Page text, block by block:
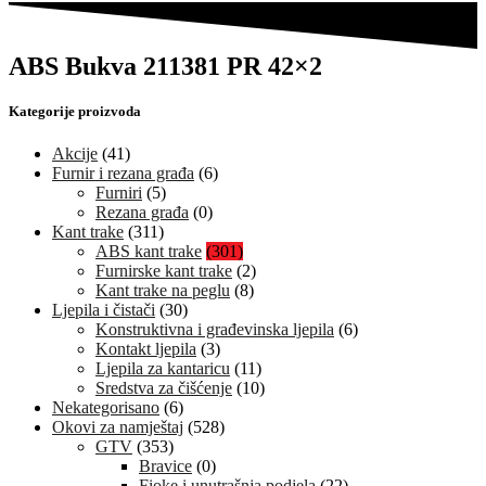
ABS Bukva 211381 PR 42×2
Kategorije proizvoda
Akcije (41)
Furnir i rezana građa (6)
Furniri (5)
Rezana građa (0)
Kant trake (311)
ABS kant trake (301)
Furnirske kant trake (2)
Kant trake na peglu (8)
Ljepila i čistači (30)
Konstruktivna i građevinska ljepila (6)
Kontakt ljepila (3)
Ljepila za kantaricu (11)
Sredstva za čišćenje (10)
Nekategorisano (6)
Okovi za namještaj (528)
GTV (353)
Bravice (0)